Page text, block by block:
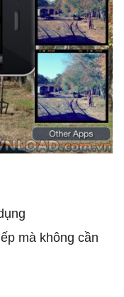
mà không cần